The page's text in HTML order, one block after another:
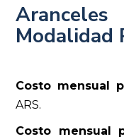
Modalidad
Costo mensual
ARS.
Costo mensual